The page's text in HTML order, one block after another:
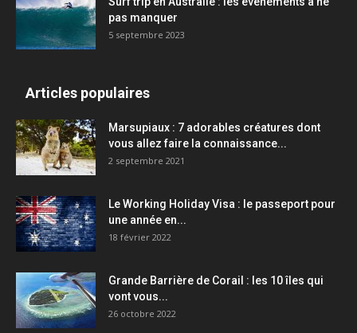
pas manquer
5 septembre 2023
Articles populaires
Marsupiaux : 7 adorables créatures dont
vous allez faire la connaissance...
2 septembre 2021
Le Working Holiday Visa : le passeport pour
une année en...
18 février 2022
Grande Barrière de Corail : les 10 îles qui
vont vous...
26 octobre 2022